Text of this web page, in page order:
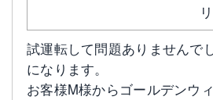
試運転して問題ありませんで
になります。
お客様M様からゴールデンウ